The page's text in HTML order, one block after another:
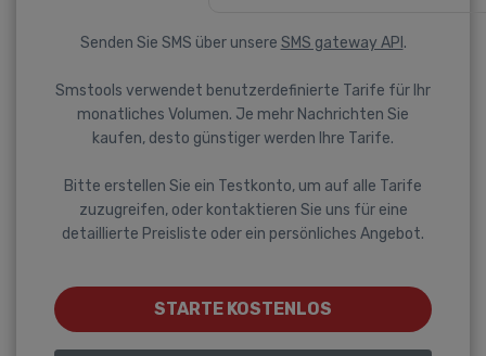
Senden Sie SMS über unsere SMS gateway API .
Smstools verwendet benutzerdefinierte Tarife für Ihr
monatliches Volumen. Je mehr Nachrichten Sie
kaufen, desto günstiger werden Ihre Tarife.
Bitte erstellen Sie ein Testkonto, um auf alle Tarife
zuzugreifen, oder kontaktieren Sie uns für eine
detaillierte Preisliste oder ein persönliches Angebot.
STARTE KOSTENLOS